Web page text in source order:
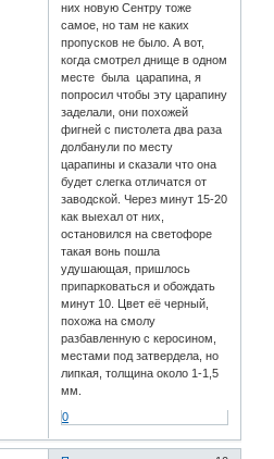
них новую Сентру тоже
самое, но там не каких
пропусков не было. А вот,
когда смотрел днище в одном
месте была царапина, я
попросил чтобы эту царапину
заделали, они похожей
фигней с пистолета два раза
долбанули по месту
царапины и сказали что она
будет слегка отличатся от
заводской. Через минут 15-20
как выехал от них,
остановился на светофоре
такая вонь пошла
удушающая, пришлось
припарковаться и обождать
минут 10. Цвет её черный,
похожа на смолу
разбавленную с керосином,
местами под затвердела, но
липкая, толщина около 1-1,5
мм.
0